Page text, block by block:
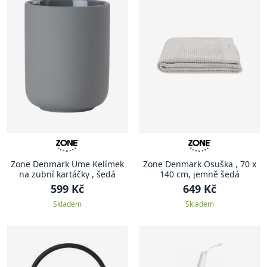
Zone Denmark Ume Kelímek
na zubní kartáčky , šedá
599 Kč
Skladem
Zone Denmark Osuška , 70 x
140 cm, jemně šedá
649 Kč
Skladem